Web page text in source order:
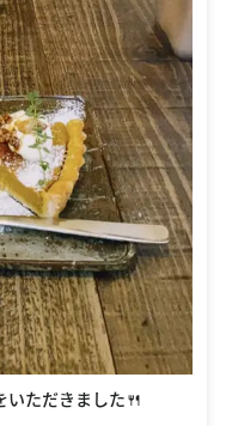
いただきました🍴